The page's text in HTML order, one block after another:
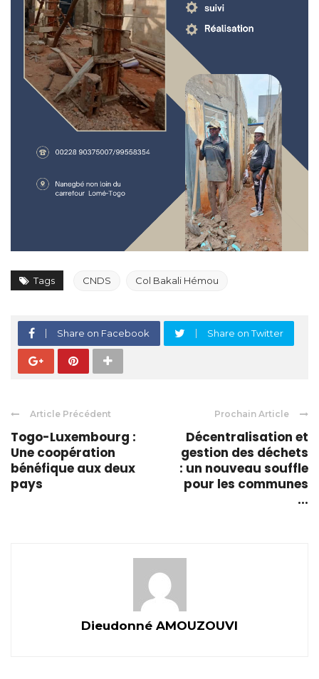
Tags CNDS Col Bakali Hémou
Share on Facebook Share on Twitter
Article Précédent
Togo-Luxembourg :
Une coopération
bénéfique aux deux
pays
Prochain Article
Décentralisation et
gestion des déchets
: un nouveau souffle
pour les communes
...
Dieudonné AMOUZOUVI